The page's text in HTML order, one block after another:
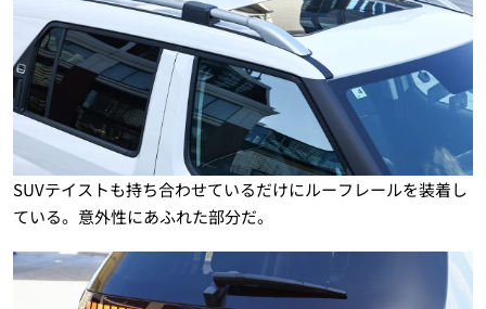
SUVテイストも持ち合わせているだけにルーフレールを装着し
ている。意外性にあふれた部分だ。